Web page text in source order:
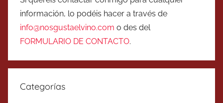
información, lo podéis hacer a través de
info@nosgustaelvino.com o des del
FORMULARIO DE CONTACTO.
Categorías